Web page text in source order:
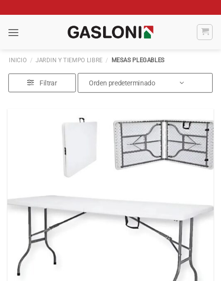
al
contenido
INICIO / JARDIN Y TIEMPO LIBRE / MESAS PLEGABLES
Filtrar